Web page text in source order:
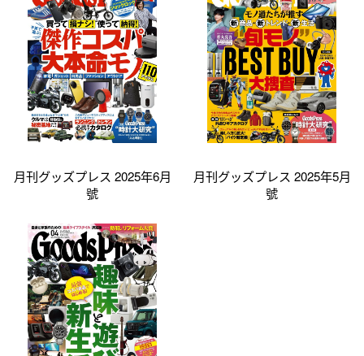
月刊グッズプレス 2025年6月
號
月刊グッズプレス 2025年5月
號